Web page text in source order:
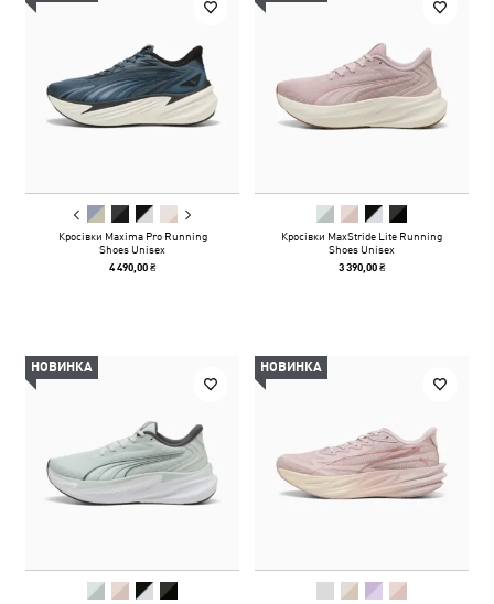
Кросівки Maxima Pro Running
Shoes Unisex
4 490,00 ₴
Кросівки MaxStride Lite Running
Shoes Unisex
3 390,00 ₴
НОВИНКА НОВИНКА